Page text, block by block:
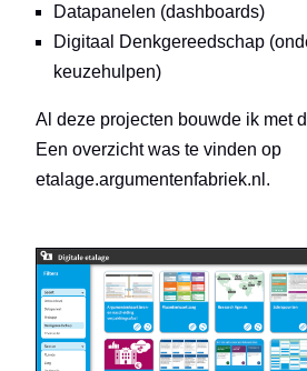
Datapanelen (dashboards)
Digitaal Denkgereedschap
keuzehulpen)
Al deze projecten bouwde ik met
Een overzicht was te vinden op
etalage.argumentenfabriek.nl.